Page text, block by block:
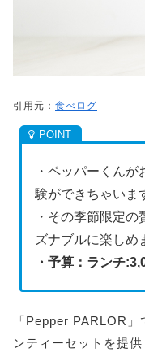
引用元： 食べログ
・ペッパーくん
験ができちゃいま
・その季節限定
ズナブルに楽しめ
・予算：ランチ
「Pepper PARLOR
ンティーセットを提